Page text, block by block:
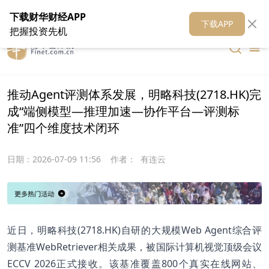
在线客服 关于我们 财华媒体矩阵 财华智库
推动Agent评测体系发展，明略科技(2718.HK)完
成“端侧模型—推理加速—协作平台—评测标
准”四个维度技术闭环
日期： 2026-07-09 11:56 作者： 有连云
近日，明略科技(2718.HK)自研的大规模Web Agent综合评
测基准WebRetriever相关成果，被国际计算机视觉顶级会议
ECCV 2026正式接收。该基准覆盖800个真实在线网站、
下载财华财经APP
把握投资先机
下载APP